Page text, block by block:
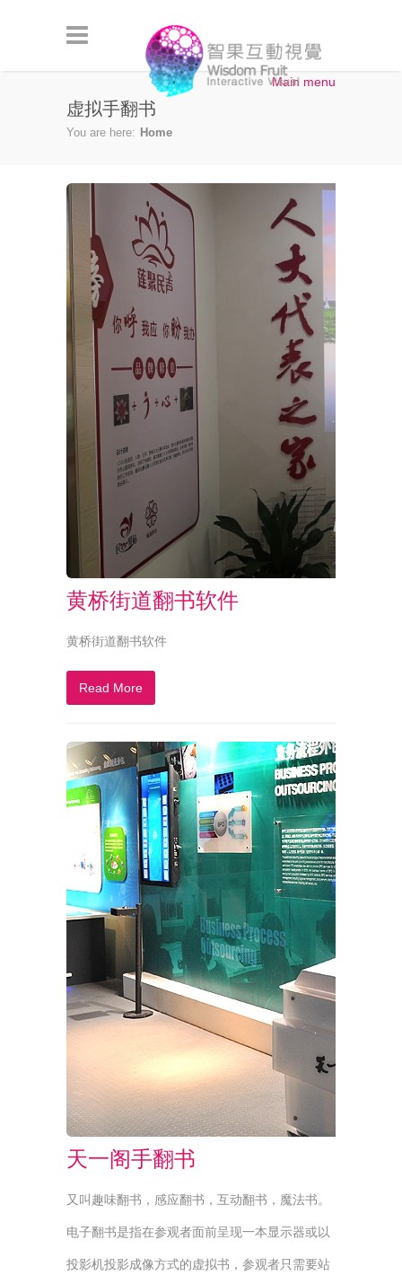
Main menu
虚拟手翻书
You are here: Home
黄桥街道翻书软件
黄桥街道翻书软件
Read More
天一阁手翻书
又叫趣味翻书，感应翻书，互动翻书，魔法书。
电子翻书是指在参观者面前呈现一本显示器或以
投影机投影成像方式的虚拟书，参观者只需要站